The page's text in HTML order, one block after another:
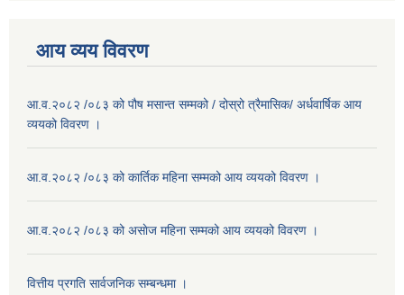
आय व्यय विवरण
आ.व.२०८२ /०८३ को पौष मसान्त सम्मको / दोस्रो त्रैमासिक/ अर्धवार्षिक आय
व्ययको विवरण ।
आ.व.२०८२ /०८३ को कार्तिक महिना सम्मको आय व्ययको विवरण ।
आ.व.२०८२ /०८३ को असाेज महिना सम्मको आय व्ययको विवरण ।
वित्तीय प्रगति सार्वजनिक सम्बन्धमा ।